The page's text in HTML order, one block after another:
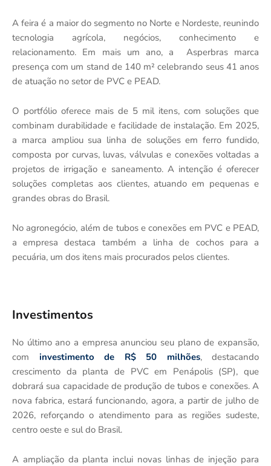
A feira é a maior do segmento no Norte e Nordeste, reunindo
tecnologia agrícola, negócios, conhecimento e
relacionamento. Em mais um ano, a Asperbras marca
presença com um stand de 140 m² celebrando seus 41 anos
de atuação no setor de PVC e PEAD.
O portfólio oferece mais de 5 mil itens, com soluções que
combinam durabilidade e facilidade de instalação. Em 2025,
a marca ampliou sua linha de soluções em ferro fundido,
composta por curvas, luvas, válvulas e conexões voltadas a
projetos de irrigação e saneamento. A intenção é oferecer
soluções completas aos clientes, atuando em pequenas e
grandes obras do Brasil.
No agronegócio, além de tubos e conexões em PVC e PEAD,
a empresa destaca também a linha de cochos para a
pecuária, um dos itens mais procurados pelos clientes.
Investimentos
No último ano a empresa anunciou seu plano de expansão,
com
investimento de R$ 50 milhões, destacando
crescimento da planta de PVC em Penápolis (SP), que
dobrará sua capacidade de produção de tubos e conexões. A
nova fabrica, estará funcionando, agora, a partir de julho de
2026, reforçando o atendimento para as regiões sudeste,
centro oeste e sul do Brasil.
A ampliação da planta inclui novas linhas de injeção para